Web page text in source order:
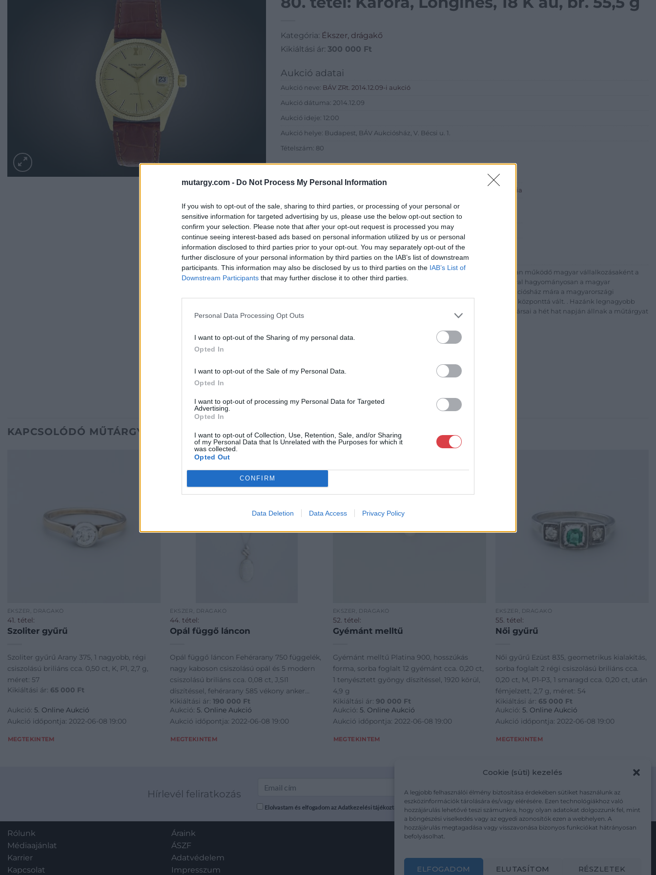
mutargy.com - Do Not Process My Personal Information
If you wish to opt-out of the sale, sharing to third parties, or processing of your personal or
sensitive information for targeted advertising by us, please use the below opt-out section to
confirm your selection. Please note that after your opt-out request is processed you may
continue seeing interest-based ads based on personal information utilized by us or personal
information disclosed to third parties prior to your opt-out. You may separately opt-out of the
further disclosure of your personal information by third parties on the IAB’s list of downstream
participants. This information may also be disclosed by us to third parties on the IAB’s List of
Downstream Participants that may further disclose it to other third parties.
Personal Data Processing Opt Outs
I want to opt-out of the Sharing of my personal data.
Opted In
I want to opt-out of the Sale of my Personal Data.
Opted In
I want to opt-out of processing my Personal Data for Targeted
Advertising.
Opted In
I want to opt-out of Collection, Use, Retention, Sale, and/or Sharing
of my Personal Data that Is Unrelated with the Purposes for which it
was collected.
Opted Out
CONFIRM
Data Deletion Data Access Privacy Policy
Cookie (süti) kezelés
A legjobb felhasználói élmény biztosítása érdekében sütiket használunk az
eszközinformációk tárolására és/vagy elérésére. Ezen technológiákhoz való
hozzájárulás lehetővé teszi számunkra, hogy olyan adatokat dolgozzunk fel, mint
a böngészési viselkedés vagy az egyedi azonosítók ezen a webhelyen. A
hozzájárulás megtagadása vagy visszavonása bizonyos funkciókat hátrányosan
befolyásolhat.
ELFOGADOM ELUTASÍTOM RÉSZLETEK
Kategória: Ékszer, drágakő
Kikiáltási ár: 300 000 Ft
Aukció adatai
Aukció neve: BÁV ZRt. 2014.12.09-i aukció
Aukció dátuma: 2014.12.09
Aukció ideje: 12:00
Aukció helye: Budapest, BÁV Aukciósház, V. Bécsi u. 1.
Tételszám: 80
BÁV ART Aukciósház és Galéria
Cím: BÁV ZRt.
1027 Budapest, Csalogány u. 23-33.
Telefon: (06 1) 331 0513
Weboldal: http://bav-art.hu
Bemutatkozás: Az ország legnagyobb múltú, 240 esztendeje jogfolytonosan működő magyar vállalkozásaként a
BÁV ZRt. óriási tapasztalatával, szakmai tekintélyével és megbízhatóságával hagyományosan a magyar
műkereskedelem meghatározó szereplője. A 2007-ben megújult BÁV Aukciósház mára a magyarországi
műkereskedelem egyik legfontosabb színterévé, kereskedelmi és árverési központtá vált. . Hazánk legnagyobb
műkereskedelmi üzlethálózatával rendelkező BÁV ZRt. felkészült munkatársai a hét hat napján állnak a műtárgyat
eladni, vagy venni kívánók rendelkezésére.
GALÉRIA TOVÁBBI MŰTÁRGYAI
KAPCSOLÓDÓ MŰTÁRGYAK
ÉKSZER, DRÁGAKŐ
41. tétel:
Szoliter gyűrű
Szoliter gyűrű Arany 375, 1 nagyobb, régi
csiszolású briliáns cca. 0,50 ct, K, P1, 2,7 g,
méret: 57
Kikiáltási ár: 65 000 Ft
Aukció: 5. Online Aukció
Aukció időpontja: 2022-06-08 19:00
MEGTEKINTEM
ÉKSZER, DRÁGAKŐ
44. tétel:
Opál függő láncon
Opál függő láncon Fehérarany 750 függelék,
nagy kaboson csiszolású opál és 5 modern
csiszolású briliáns cca. 0,08 ct, J,SI1
díszítéssel, fehérarany 585 vékony anker
láncon, 8,8 g, hossz: 49 cm, opál sérült
Kikiáltási ár:190 000 Ft
Aukció:5. Online Aukció
Aukció időpontja: 2022-06-08 19:00
MEGTEKINTEM
ÉKSZER, DRÁGAKŐ
52. tétel:
Gyémánt melltű
Gyémánt melltű Platina 900, hosszúkás
forma, sorba foglalt 12 gyémánt cca. 0,20 ct,
1 tenyésztett gyöngy díszítéssel, 1920 körül,
4,9 g
Kikiáltási ár: 90 000 Ft
Aukció: 5. Online Aukció
Aukció időpontja: 2022-06-08 19:00
MEGTEKINTEM
ÉKSZER, DRÁGAKŐ
55. tétel:
Női gyűrű
Női gyűrű Ezüst 835, geometrikus kialakítás,
sorba foglalt 2 régi csiszolású briliáns cca.
0,20 ct, M, P1-P3, 1 smaragd cca. 0,20 ct, után
fémjelzett, 2,7 g, méret: 54
Kikiáltási ár: 65 000 Ft
Aukció:5. Online Aukció
Aukció időpontja: 2022-06-08 19:00
MEGTEKINTEM
Hírlevél feliratkozás
Elolvastam és elfogadom az Adatkezelési tájékoztatót: mutargy.com/adatkezelesi-tajekoztato/
Rólunk
Médiaajánlat
Karrier
Kapcsolat
Áraink
ÁSZF
Adatvédelem
Impresszum